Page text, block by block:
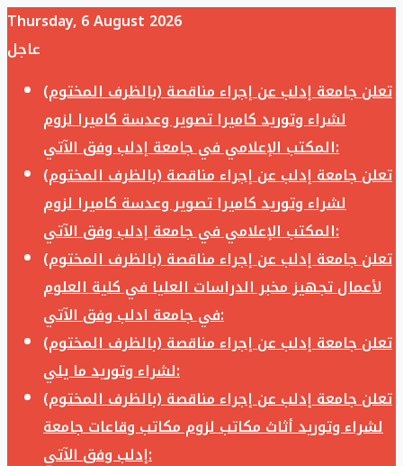
Thursday, 6 August 2026
عاجل
تعلن جامعة إدلب عن إجراء مناقصة (بالظرف المختوم)
لشراء وتوريد كاميرا تصوير وعدسة كاميرا لزوم
المكتب الإعلامي في جامعة إدلب وفق الآتي:
تعلن جامعة إدلب عن إجراء مناقصة (بالظرف المختوم)
لشراء وتوريد كاميرا تصوير وعدسة كاميرا لزوم
المكتب الإعلامي في جامعة إدلب وفق الآتي:
تعلن جامعة إدلب عن إجراء مناقصة (بالظرف المختوم)
لأعمال تجهيز مخبر الدراسات العليا في كلية العلوم
في جامعة ادلب وفق الآتي:
تعلن جامعة إدلب عن إجراء مناقصة (بالظرف المختوم)
لشراء وتوريد ما يلي:
تعلن جامعة إدلب عن إجراء مناقصة (بالظرف المختوم)
لشراء وتوريد أثاث مكاتب لزوم مكاتب وقاعات جامعة
إدلب وفق الآتي: